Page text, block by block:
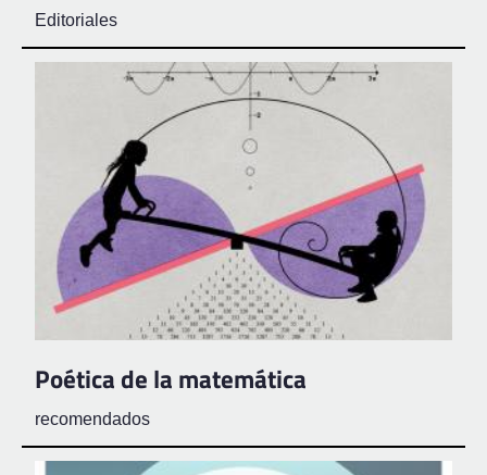
Editoriales
Poética de la matemática
recomendados